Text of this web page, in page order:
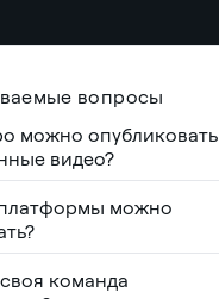
вопросы
можно опубликовать
видео?
можно
команда